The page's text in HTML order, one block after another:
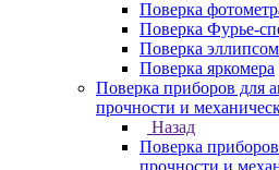
Поверка
Поверка Фурье-
Поверка
Поверка яркомера
Поверка приборов для
прочности и
Назад
Поверка приборов
прочности и